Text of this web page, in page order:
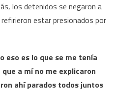
los detenidos se negaron a
estar presionados por
eso es lo que se me tenía
a mí no me explicaron
ahí parados todos juntos